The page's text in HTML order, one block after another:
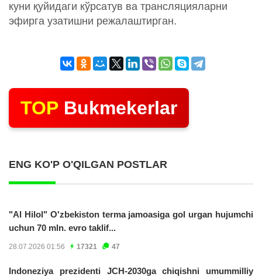
куни қуйидаги кўрсатув ва трансляцияларни
эфирга узатишни режалаштирган.
TOP Bukmekerlar
ENG KO'P O'QILGAN POSTLAR
"Al Hilol" O'zbekiston terma jamoasiga gol urgan hujumchi
uchun 70 mln. evro taklif...
28.07.2026 01:56 17321 47
Indoneziya prezidenti JCH-2030ga chiqishni umummilliy